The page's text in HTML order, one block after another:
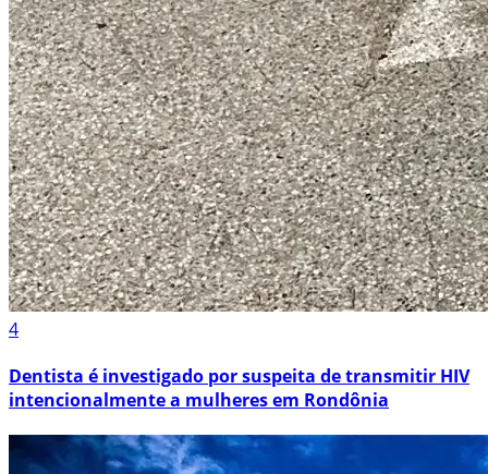
4
Dentista é investigado por suspeita de transmitir HIV
intencionalmente a mulheres em Rondônia